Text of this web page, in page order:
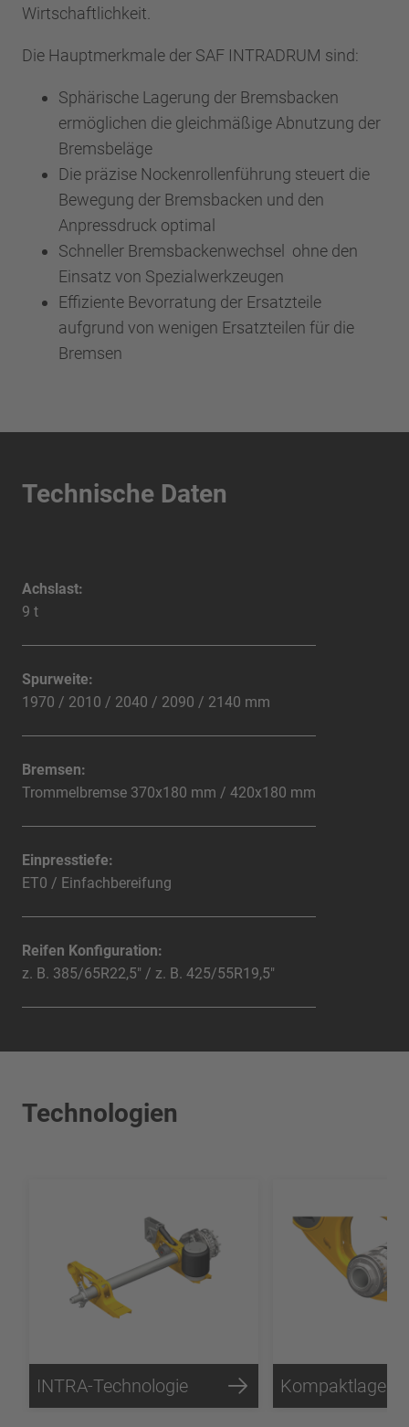
Wirtschaftlichkeit.
Die Hauptmerkmale der SAF INTRADRUM sind:
Sphärische Lagerung der Bremsbacken
ermöglichen die gleichmäßige Abnutzung der
Bremsbeläge
Die präzise Nockenrollenführung steuert die
Bewegung der Bremsbacken und den
Anpressdruck optimal
Schneller Bremsbackenwechsel ohne den
Einsatz von Spezialwerkzeugen
Effiziente Bevorratung der Ersatzteile
aufgrund von wenigen Ersatzteilen für die
Bremsen
Technische Daten
Achslast:
9 t
Spurweite:
1970 / 2010 / 2040 / 2090 / 2140 mm
Bremsen:
Trommelbremse 370x180 mm / 420x180 mm
Einpresstiefe:
ET0 / Einfachbereifung
Reifen Konfiguration:
z. B. 385/65R22,5" / z. B. 425/55R19,5"
Technologien
INTRA-Technologie